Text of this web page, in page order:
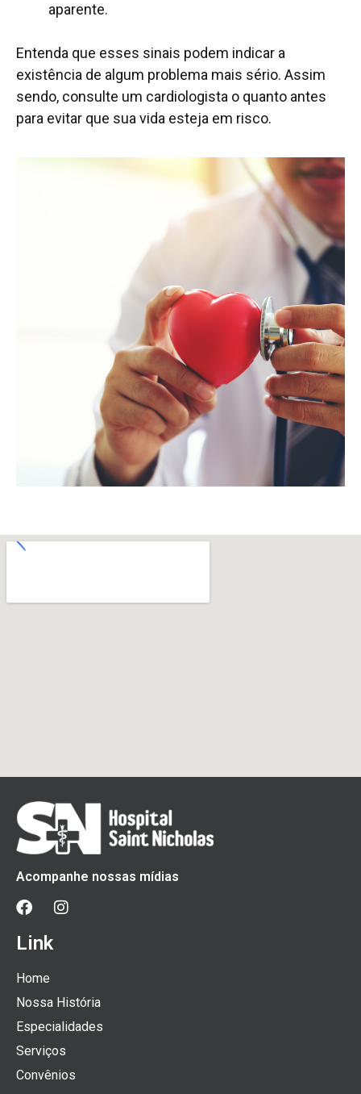
aparente.
Entenda que esses sinais podem indicar a
existência de algum problema mais sério. Assim
sendo, consulte um cardiologista o quanto antes
para evitar que sua vida esteja em risco.
Acompanhe nossas mídias
Link
Home
Nossa História
Especialidades
Serviços
Convênios